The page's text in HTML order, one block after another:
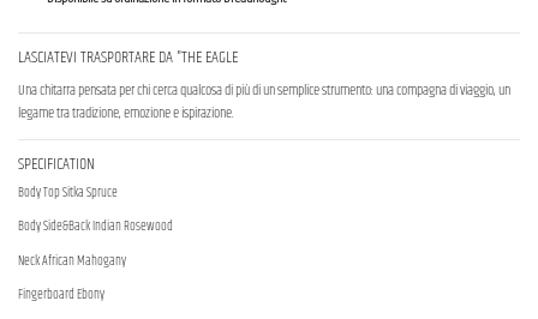
LASCIATEVI TRASPORTARE DA "THE EAGLE
Una chitarra pensata per chi cerca qualcosa di più di un semplice strumento: una compagna di viaggio, un
legame tra tradizione, emozione e ispirazione.
SPECIFICATION
Body Top Sitka Spruce
Body Side&Back Indian Rosewood
Neck African Mahogany
Fingerboard Ebony